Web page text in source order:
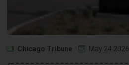
Chicago Tribune May 24 2026